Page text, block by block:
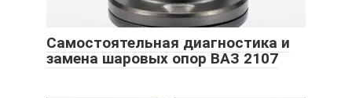
Самостоятельная диагностика и
замена шаровых опор ВАЗ 2107